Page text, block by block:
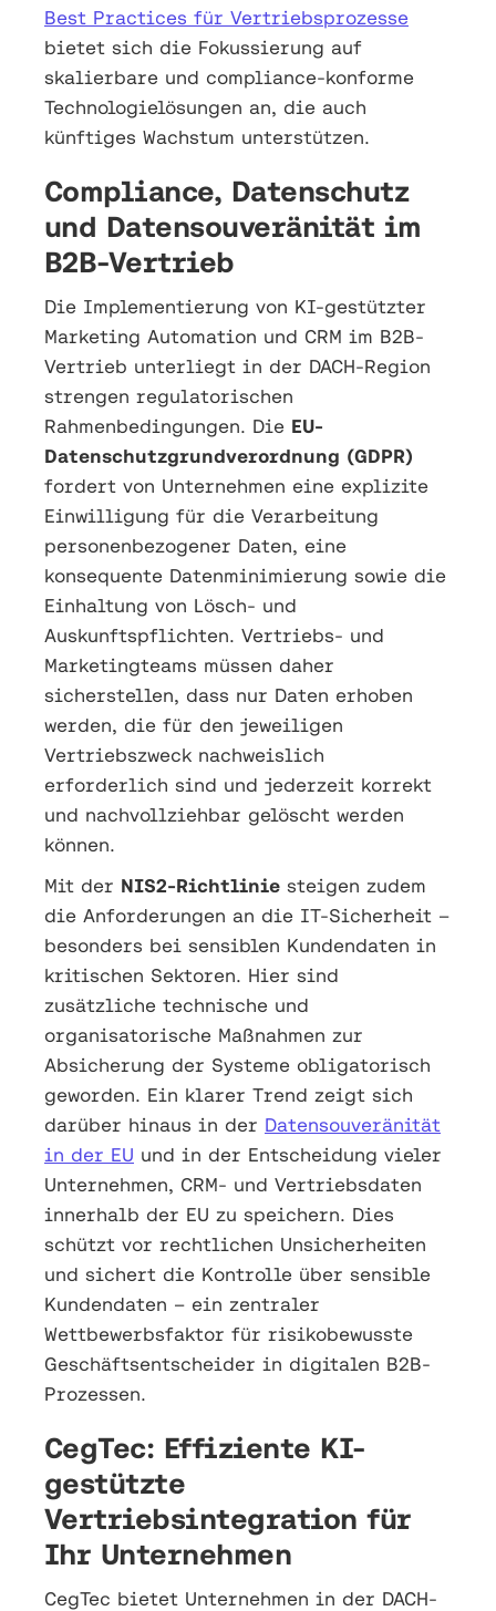
Best Practices für Vertriebsprozesse
bietet sich die Fokussierung auf
skalierbare und compliance-konforme
Technologielösungen an, die auch
künftiges Wachstum unterstützen.
Compliance, Datenschutz
und Datensouveränität im
B2B-Vertrieb
Die Implementierung von KI-gestützter
Marketing Automation und CRM im B2B-
Vertrieb unterliegt in der DACH-Region
strengen regulatorischen
Rahmenbedingungen. Die EU-
Datenschutzgrundverordnung (GDPR)
fordert von Unternehmen eine explizite
Einwilligung für die Verarbeitung
personenbezogener Daten, eine
konsequente Datenminimierung sowie die
Einhaltung von Lösch- und
Auskunftspflichten. Vertriebs- und
Marketingteams müssen daher
sicherstellen, dass nur Daten erhoben
werden, die für den jeweiligen
Vertriebszweck nachweislich
erforderlich sind und jederzeit korrekt
und nachvollziehbar gelöscht werden
können.
Mit der NIS2-Richtlinie steigen zudem
die Anforderungen an die IT-Sicherheit –
besonders bei sensiblen Kundendaten in
kritischen Sektoren. Hier sind
zusätzliche technische und
organisatorische Maßnahmen zur
Absicherung der Systeme obligatorisch
geworden. Ein klarer Trend zeigt sich
darüber hinaus in der Datensouveränität
in der EU und in der Entscheidung vieler
Unternehmen, CRM- und Vertriebsdaten
innerhalb der EU zu speichern. Dies
schützt vor rechtlichen Unsicherheiten
und sichert die Kontrolle über sensible
Kundendaten – ein zentraler
Wettbewerbsfaktor für risikobewusste
Geschäftsentscheider in digitalen B2B-
Prozessen.
CegTec: Effiziente KI-
gestützte
Vertriebsintegration für
Ihr Unternehmen
CegTec bietet Unternehmen in der DACH-